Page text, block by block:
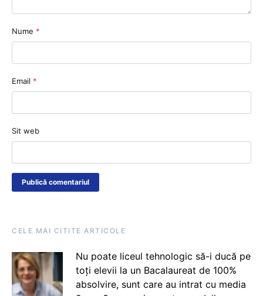
Nume *
Email *
Sit web
CELE MAI CITITE ARTICOLE
Nu poate liceul tehnologic să-i ducă pe
toți elevii la un Bacalaureat de 100%
absolvire, sunt care au intrat cu media